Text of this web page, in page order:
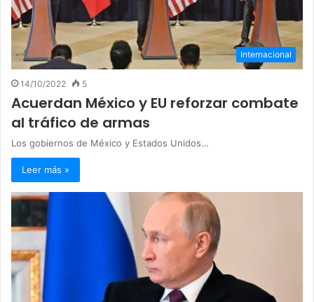
Internacional
14/10/2022 5
Acuerdan México y EU reforzar combate
al tráfico de armas
Los gobiernos de México y Estados Unidos…
Leer más »